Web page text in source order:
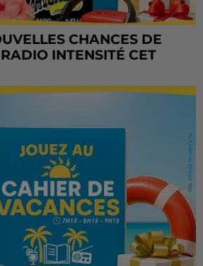
CHANCES DE
INTENSITÉ CET